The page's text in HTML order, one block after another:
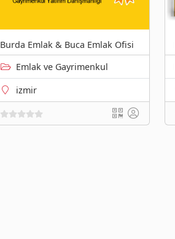
Burda Emlak & Buca Emlak Ofisi
Emlak ve Gayrimenkul
izmir